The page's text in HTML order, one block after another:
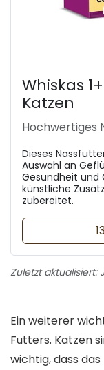
Whiskas
Katzen
Hochwertiges
Dieses
Auswahl an
Gesundheit und
künstliche
zubereitet.
Zuletzt aktualisiert:
Ein weiterer
Futters. Katzen
wichtig, dass